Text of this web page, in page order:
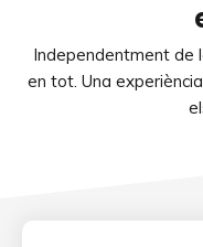
Independentment de
en tot. Una